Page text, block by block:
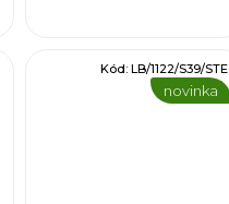
novinka
Kód:LB/1122/S39/STE